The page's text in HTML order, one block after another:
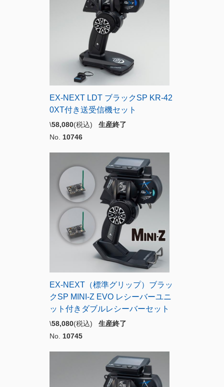
EX-NEXT LDT ブラックSP KR-42
0XT付き送受信機セット
\58,080(税込) 生産終了
No. 10746
EX-NEXT（標準グリップ）ブラッ
クSP MINI-Z EVO レシーバーユニ
ット付きダブルレシーバーセット
\58,080(税込) 生産終了
No. 10745